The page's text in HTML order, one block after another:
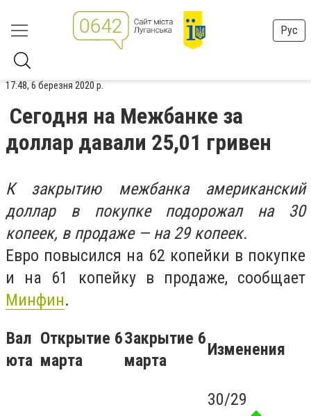
Рус
17:48, 6 березня 2020 р.
Сегодня на Межбанке за
доллар давали 25,01 гривен
К закрытию межбанка американский
доллар в покупке подорожал на 30
копеек, в продаже — на 29 копеек.
Евро повысился на 62 копейки в покупке
и на 61 копейку в продаже, сообщает
Минфин.
Вал
юта
Открытие 6
марта
Закрытие 6
марта
Изменения
30/29